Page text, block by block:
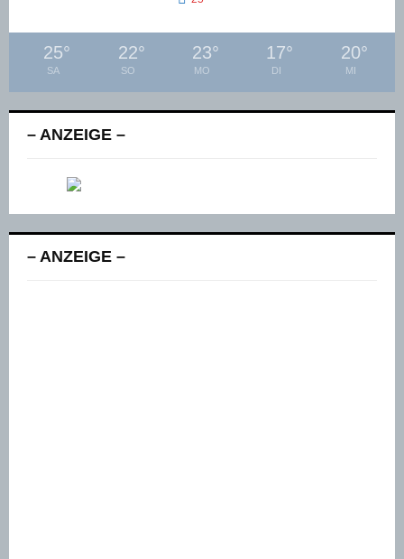
25°
SA
22°
SO
23°
MO
17°
DI
20°
MI
– ANZEIGE –
– ANZEIGE –